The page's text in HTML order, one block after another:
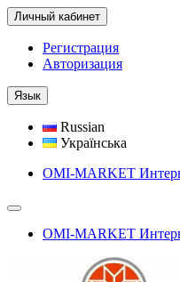
Личный кабинет
Регистрация
Авторизация
Язык
Russian
Українська
OMI-MARKET
OMI-MARKET